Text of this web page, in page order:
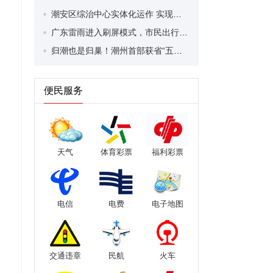
便民服务
天气 体育彩票 福利彩票
电信 电费 电子地图
交通违章 民航 火车